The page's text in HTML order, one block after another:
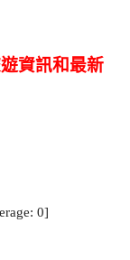
資訊和最新
0]